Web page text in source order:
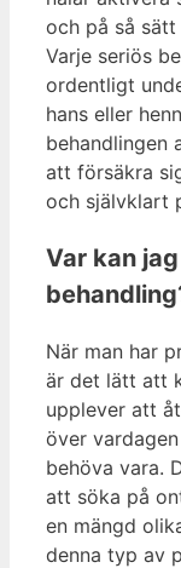
och på så sätt
Varje seriös
ordentligt
hans eller
behandlingen
att försäkra
och självklart
Var kan
När man har
är det lätt att
upplever att
över
behöva vara.
att söka på
en mängd
denna typ av